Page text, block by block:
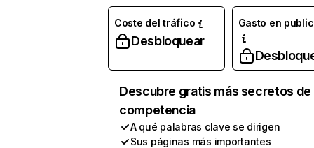
Coste del tráfico
Desbloquear
Gasto en
Descubre gratis más secretos de
competencia
A qué palabras clave se dirigen
Sus páginas más importantes